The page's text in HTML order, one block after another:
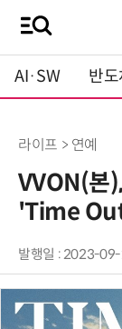
AI·SW 반도
라이프 > 연예
VVON(본
'Time
발행일 : 2023-